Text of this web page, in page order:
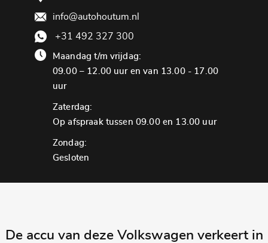
info@autohoutum.nl
+31 492 327 300
Maandag t/m vrijdag:
09.00 – 12.00 uur en van 13.00 - 17.00
uur
Zaterdag:
Op afspraak tussen 09.00 en 13.00 uur
Zondag:
Gesloten
De accu van deze Volkswagen verkeert in